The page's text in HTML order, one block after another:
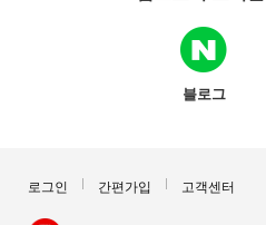
블로그
로그인 간편가입 고객센터